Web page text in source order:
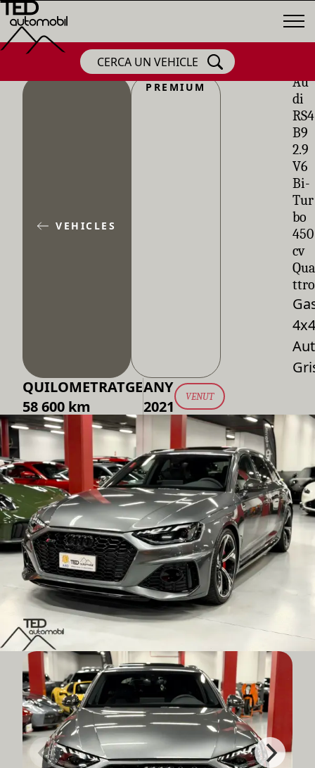
CERCA UN VEHICLE
VEHICLES
PREMIUM
Au
di
RS4
B9
2.9
V6
Bi-
Tur
bo
450
cv
Qua
ttro
4x4
QUILOMETRATGE
58 600 km
ANY
2021
VENUT